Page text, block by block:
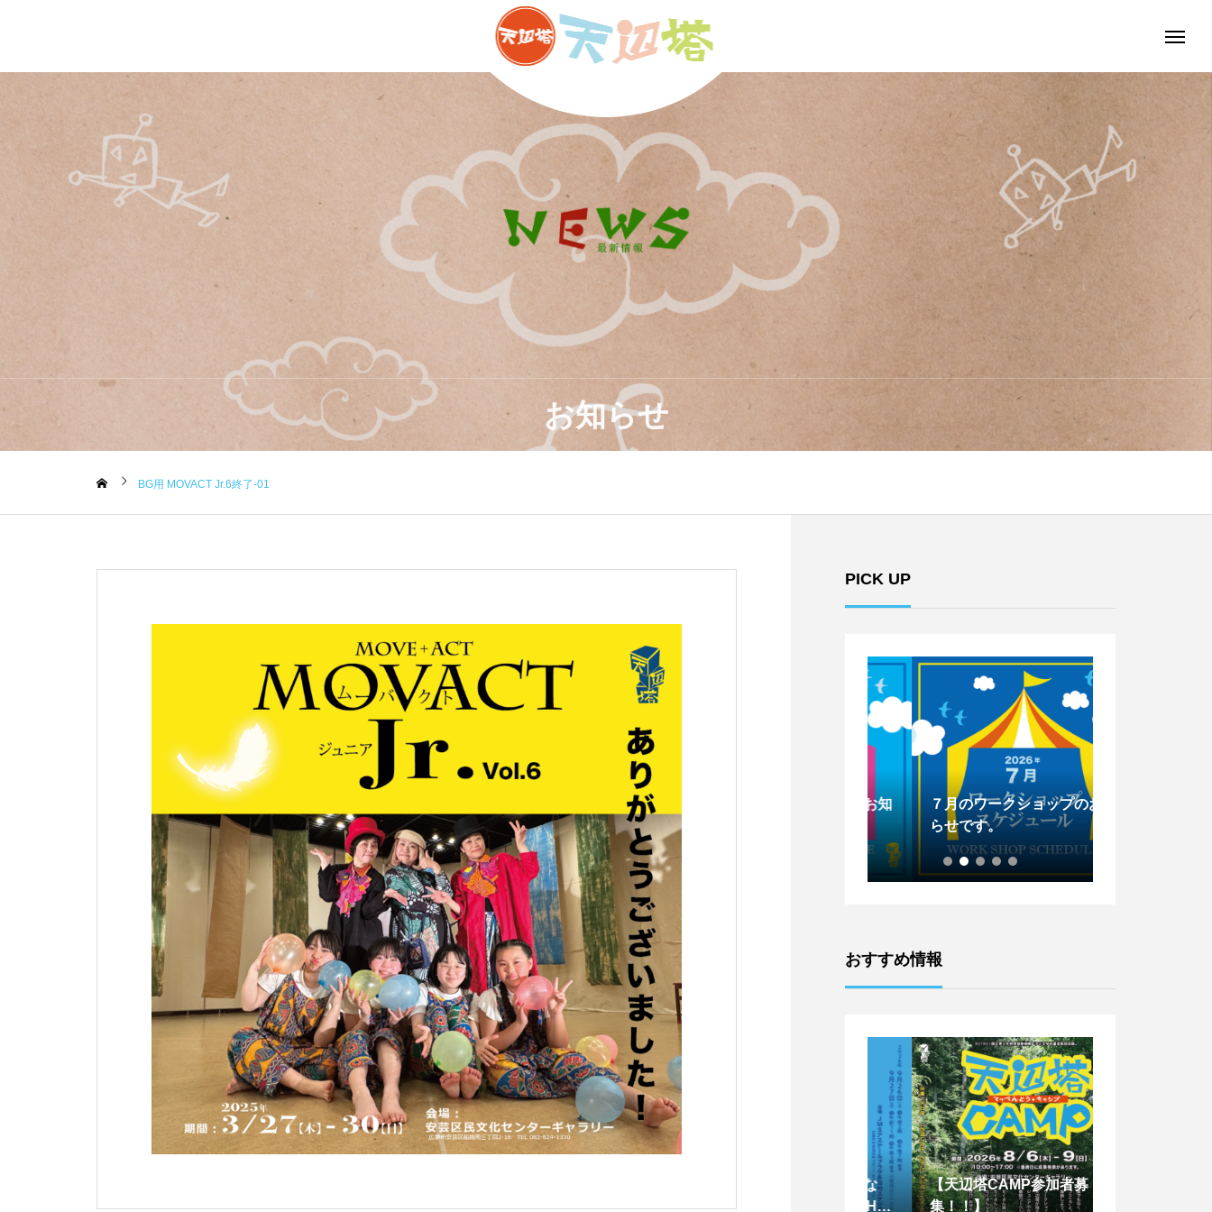
お知らせ
BG用 MOVACT Jr.6終了-01
PICK UP
らせです。
らせです。
７月のワークショップのお知
らせです。
おすすめ情報
ークショップ開催！！】
し』凪の演劇祭〜HIROSHIM
【天辺塔CAMP参加者募
集！！】